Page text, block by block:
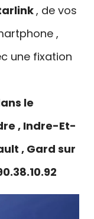
, de vos
,
une fixation
le
, Indre-Et-
, Gard sur